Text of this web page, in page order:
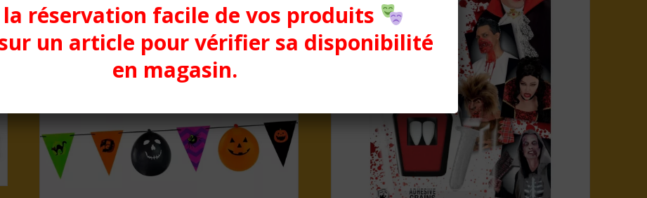
réservation facile de vos produits
un article pour vérifier sa disponibilité
en magasin.